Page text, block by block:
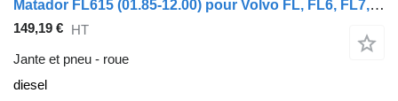
Matador FL615 (01.85-12.00) pour Volvo FL, FL6, FL7, FL10, FL12, FS718 (1985-2005)
149,19 € HT
Jante et pneu - roue
diesel